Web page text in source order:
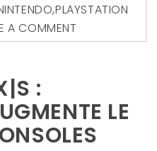
,PLAYSTATION
A COMMENT
:
LE